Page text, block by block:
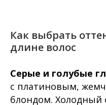
Как выбрать
длине волос
Серые и голубые
с платиновым,
блондом. Холодный